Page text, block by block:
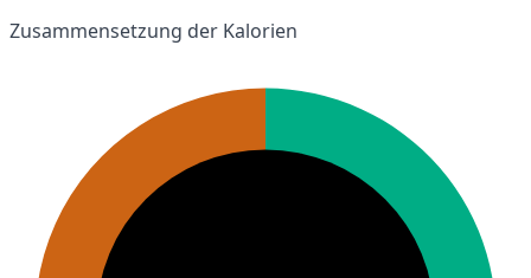
Zusammensetzung der Kalorien